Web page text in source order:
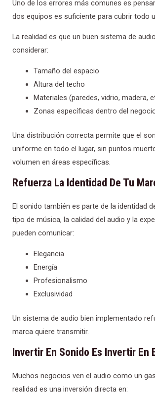
Uno de los errores más comunes es
dos equipos es suficiente para cubrir todo
La realidad es que un buen sistema de
considerar:
Tamaño del espacio
Altura del techo
Materiales (paredes, vidrio, madera,
Zonas específicas dentro del
Una distribución correcta permite que el
uniforme en todo el lugar, sin puntos
volumen en áreas específicas.
Refuerza La Identidad De Tu
El sonido también es parte de la identidad
tipo de música, la calidad del audio y la
pueden comunicar:
Elegancia
Energía
Profesionalismo
Exclusividad
Un sistema de audio bien implementado
marca quiere transmitir.
Invertir En Sonido Es Invertir En
Muchos negocios ven el audio como un
realidad es una inversión directa en: